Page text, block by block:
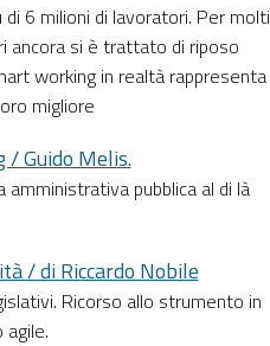
6 milioni di lavoratori. Per molti
ancora si è trattato di riposo
working in realtà rappresenta
migliore
Guido Melis.
pubblica al di là
/ di Riccardo Nobile
Ricorso allo strumento in